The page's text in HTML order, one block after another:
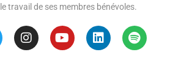
travail de ses membres bénévoles.